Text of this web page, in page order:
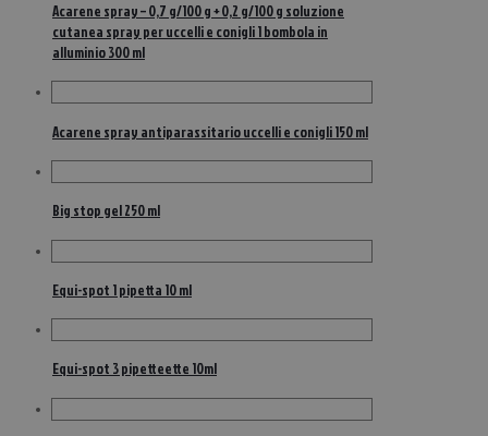
Acarene spray – 0,7 g/100 g + 0,2 g/100 g soluzione
cutanea spray per uccelli e conigli 1 bombola in
alluminio 300 ml
Acarene spray antiparassitario uccelli e conigli 150 ml
Big stop gel 250 ml
Equi-spot 1 pipetta 10 ml
Equi-spot 3 pipetteette 10ml